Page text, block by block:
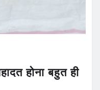
होना बहुत ही